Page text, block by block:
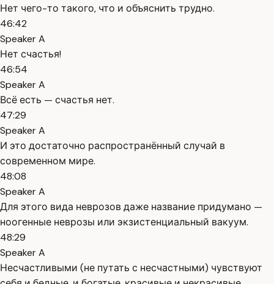
Нет чего-то такого, что и объяснить трудно.
46:42
Speaker A
Нет счастья!
46:54
Speaker A
Всё есть — счастья нет.
47:29
Speaker A
И это достаточно распространённый случай в
современном мире.
48:08
Speaker A
Для этого вида неврозов даже название придумано —
ноогенные неврозы или экзистенциальный вакуум.
48:29
Speaker A
Несчастливыми (не путать с несчастными) чувствуют